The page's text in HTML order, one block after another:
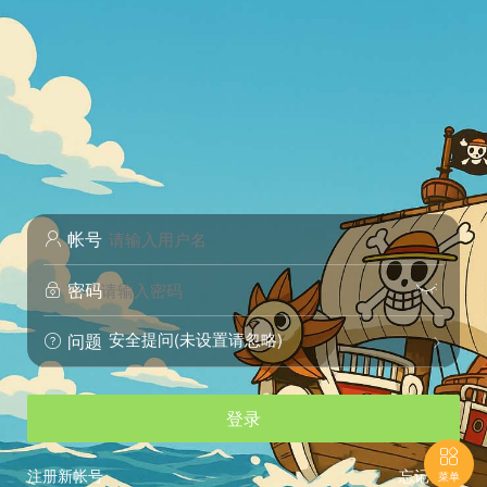
 帐号
 密码 
 问题 
安全提问(未设置请忽略)
登录
忘记密码
注册新帐号

菜单